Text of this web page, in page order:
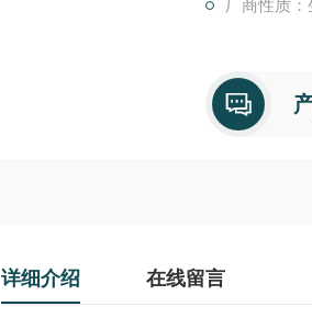
功能特点：
● 电池电量提示
厂商性质：
详细介绍 在线留言